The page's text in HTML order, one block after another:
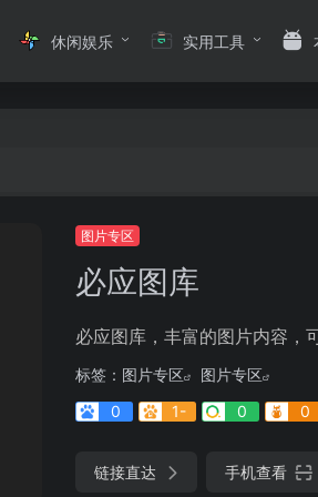
休闲娱乐 实用工具
图片专区
必应图库
必应图库，丰富的图片内容，
标签： 图片专区
图片专区
0
1- 0 0
链接直达 手机查看